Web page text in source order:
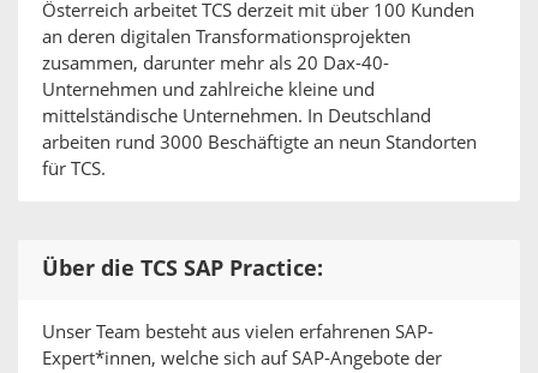
Österreich arbeitet TCS derzeit mit über 100 Kunden
an deren digitalen Transformationsprojekten
zusammen, darunter mehr als 20 Dax-40-
Unternehmen und zahlreiche kleine und
mittelständische Unternehmen. In Deutschland
arbeiten rund 3000 Beschäftigte an neun Standorten
für TCS.
Über die TCS SAP Practice:
Unser Team besteht aus vielen erfahrenen SAP-
Expert*innen, welche sich auf SAP-Angebote der